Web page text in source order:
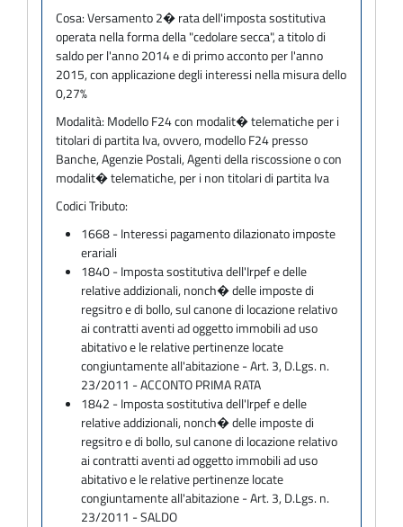
Cosa:Versamento 2� rata dell'imposta sostitutiva
operata nella forma della "cedolare secca", a titolo di
saldo per l'anno 2014 e di primo acconto per l'anno
2015, con applicazione degli interessi nella misura dello
0,27%
Modalità: Modello F24 con modalit� telematiche per i
titolari di partita Iva, ovvero, modello F24 presso
Banche, Agenzie Postali, Agenti della riscossione o con
modalit� telematiche, per i non titolari di partita Iva
Codici Tributo:
1668 - Interessi pagamento dilazionato imposte
erariali
1840 - Imposta sostitutiva dell'Irpef e delle
relative addizionali, nonch� delle imposte di
regsitro e di bollo, sul canone di locazione relativo
ai contratti aventi ad oggetto immobili ad uso
abitativo e le relative pertinenze locate
congiuntamente all'abitazione - Art. 3, D.Lgs. n.
23/2011 - ACCONTO PRIMA RATA
1842 - Imposta sostitutiva dell'Irpef e delle
relative addizionali, nonch� delle imposte di
regsitro e di bollo, sul canone di locazione relativo
ai contratti aventi ad oggetto immobili ad uso
abitativo e le relative pertinenze locate
congiuntamente all'abitazione - Art. 3, D.Lgs. n.
23/2011 - SALDO